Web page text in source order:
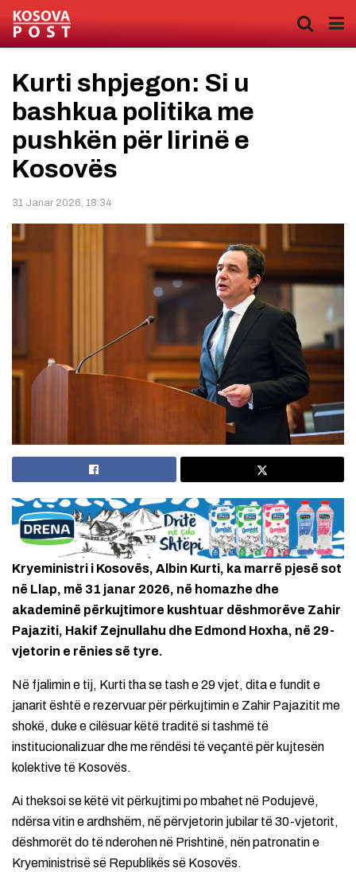
Kurti shpjegon: Si u
bashkua politika me
pushkën për lirinë e
Kosovës
31 Janar 2026, 18:34
Kryeministri i Kosovës, Albin Kurti, ka marrë pjesë sot
në Llap, më 31 janar 2026, në homazhe dhe
akademinë përkujtimore kushtuar dëshmorëve Zahir
Pajaziti, Hakif Zejnullahu dhe Edmond Hoxha, në 29-
vjetorin e rënies së tyre.
Në fjalimin e tij, Kurti tha se tash e 29 vjet, dita e fundit e
janarit është e rezervuar për përkujtimin e Zahir Pajazitit me
shokë, duke e cilësuar këtë traditë si tashmë të
institucionalizuar dhe me rëndësi të veçantë për kujtesën
kolektive të Kosovës.
Ai theksoi se këtë vit përkujtimi po mbahet në Podujevë,
ndërsa vitin e ardhshëm, në përvjetorin jubilar të 30-vjetorit,
dëshmorët do të nderohen në Prishtinë, nën patronatin e
Kryeministrisë së Republikës së Kosovës.